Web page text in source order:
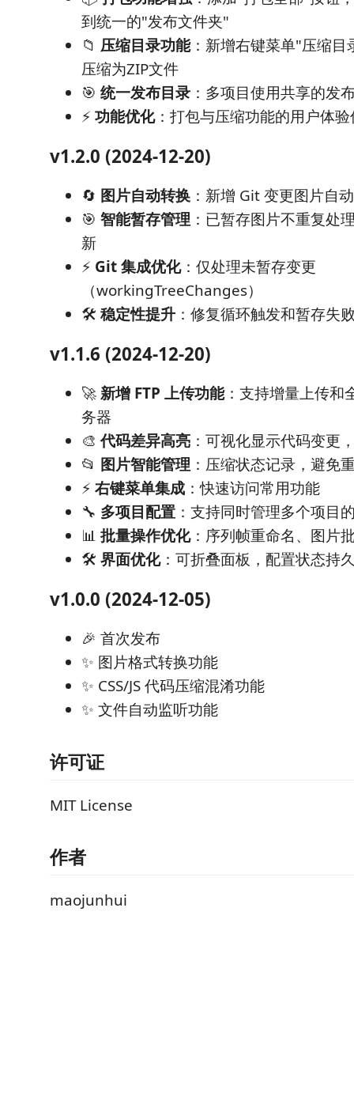
到统一的"发布文件夹"
📁 压缩目录功能：新增右键菜单"压缩目
压缩为ZIP文件
🎯 统一发布目录 ：多项目使用共享的发
⚡ 功能优化：打包与压缩功能的用户体
v1.2.0 (2024-12-20)
🔄 图片自动转换 ：新增 Git 变更图片自
🎯 智能暂存管理 ：已暂存图片不重复处
新
⚡ Git 集成优化：仅处理未暂存变更
（workingTreeChanges）
🛠️ 稳定性提升 ：修复循环触发和暂存失
v1.1.6 (2024-12-20)
🚀新增 FTP 上传功能：支持增量上传和
务器
🎨代码差异高亮 ：可视化显示代码变更
📂 图片智能管理 ：压缩状态记录，避免
⚡ 右键菜单集成 ：快速访问常用功能
🔧 多项目配置 ：支持同时管理多个项目
📊 批量操作优化：序列帧重命名、图片
🛠️ 界面优化：可折叠面板，配置状态持
v1.0.0 (2024-12-05)
🎉 首次发布
✨ 图片格式转换功能
✨ CSS/JS 代码压缩混淆功能
✨ 文件自动监听功能
许可证
MIT License
作者
maojunhui